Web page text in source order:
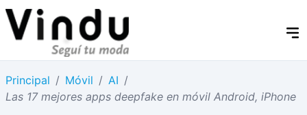
Principal / Móvil / AI /
Las 17 mejores apps deepfake en móvil Android, iPhone